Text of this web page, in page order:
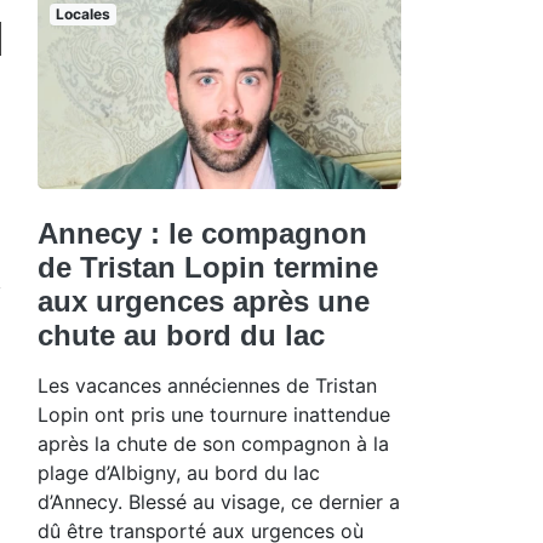
Locales
Annecy : le compagnon
de Tristan Lopin termine
aux urgences après une
chute au bord du lac
Les vacances annéciennes de Tristan
Lopin ont pris une tournure inattendue
après la chute de son compagnon à la
plage d’Albigny, au bord du lac
d’Annecy. Blessé au visage, ce dernier a
dû être transporté aux urgences où